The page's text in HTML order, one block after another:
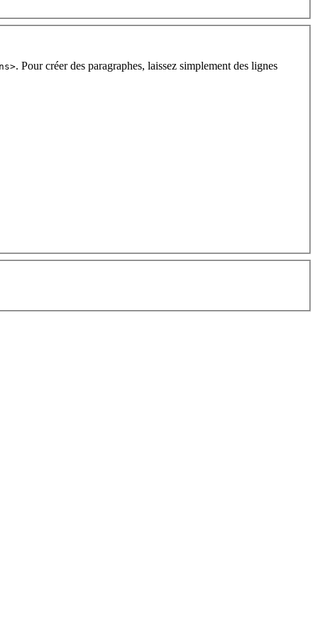
. Pour créer des paragraphes, laissez simplement des lignes